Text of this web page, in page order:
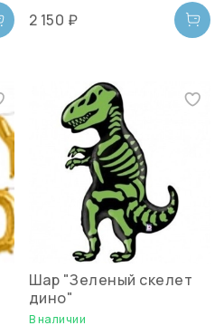
2 150 ₽
Шар "Зеленый скелет
дино"
В наличии